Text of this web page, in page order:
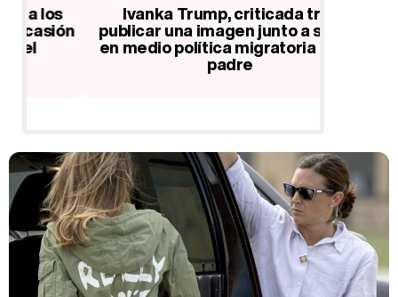
Ivanka Trump, criticada tras
publicar una imagen junto a su hijo
en medio política migratoria de su
padre